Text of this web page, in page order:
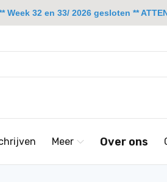
Meer Over ons
32 en 33/ 2026 gesloten **